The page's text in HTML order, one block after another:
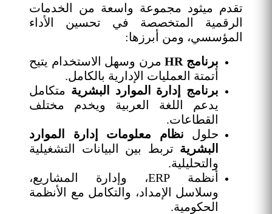
تقدم ميثود مجموعة واسعة من الخدمات
الرقمية المتخصصة في تحسين الأداء
المؤسسي، ومن أبرزها:
برنامج HR
مرن وسهل الاستخدام يتيح
أتمتة العمليات الإدارية بالكامل.
برنامج إدارة الموارد البشرية متكامل
يدعم اللغة العربية ويخدم مختلف
القطاعات.
حلول نظام معلومات إدارة الموارد
البشرية تربط بين البيانات التشغيلية
والتحليلية.
أنظمة ERP، وإدارة المشاريع،
وسلاسل الإمداد، والتكامل مع الأنظمة
الحكومية.